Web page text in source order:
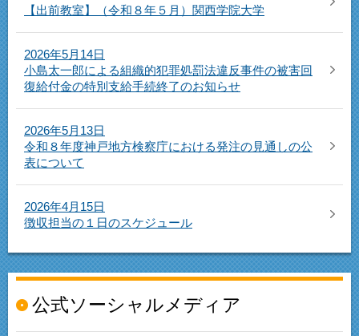
【出前教室】（令和８年５月）関西学院大学
2026年5月14日
小島太一郎による組織的犯罪処罰法違反事件の被害回
復給付金の特別支給手続終了のお知らせ
2026年5月13日
令和８年度神戸地方検察庁における発注の見通しの公
表について
2026年4月15日
徴収担当の１日のスケジュール
公式ソーシャルメディア